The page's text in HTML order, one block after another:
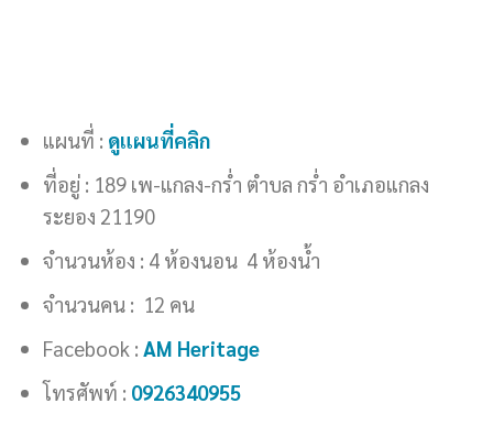
แผนที่ : ดูแผนที่คลิก
ที่อยู่ : 189 เพ-แกลง-กร่ำ ตำบล กร่ำ อำเภอแกลง
ระยอง 21190
จำนวนห้อง : 4 ห้องนอน 4 ห้องน้ำ
จำนวนคน : 12 คน
Facebook : AM Heritage
โทรศัพท์ : 0926340955